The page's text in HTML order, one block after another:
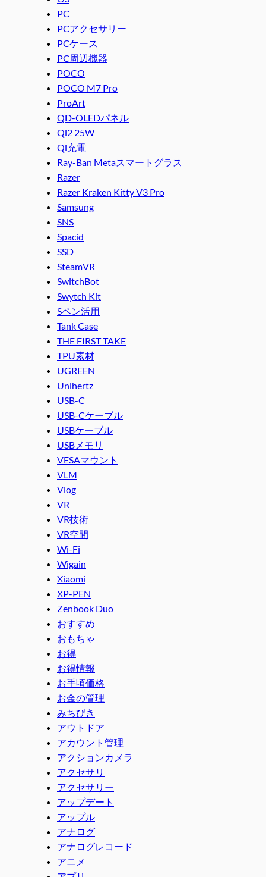
PC
PCアクセサリー
PCケース
PC周辺機器
POCO
POCO M7 Pro
ProArt
QD-OLEDパネル
Qi2 25W
Qi充電
Ray-Ban Metaスマートグラス
Razer
Razer Kraken Kitty V3 Pro
Samsung
SNS
Spacid
SSD
SteamVR
SwitchBot
Swytch Kit
Sペン活用
Tank Case
THE FIRST TAKE
TPU素材
UGREEN
Unihertz
USB-C
USB-Cケーブル
USBケーブル
USBメモリ
VESAマウント
VLM
Vlog
VR
VR技術
VR空間
Wi-Fi
Wigain
Xiaomi
XP-PEN
Zenbook Duo
おすすめ
おもちゃ
お得
お得情報
お手頃価格
お金の管理
みちびき
アウトドア
アカウント管理
アクションカメラ
アクセサリ
アクセサリー
アップデート
アップル
アナログ
アナログレコード
アニメ